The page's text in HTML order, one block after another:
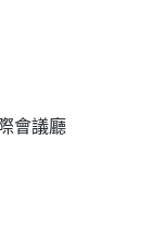
會議廳